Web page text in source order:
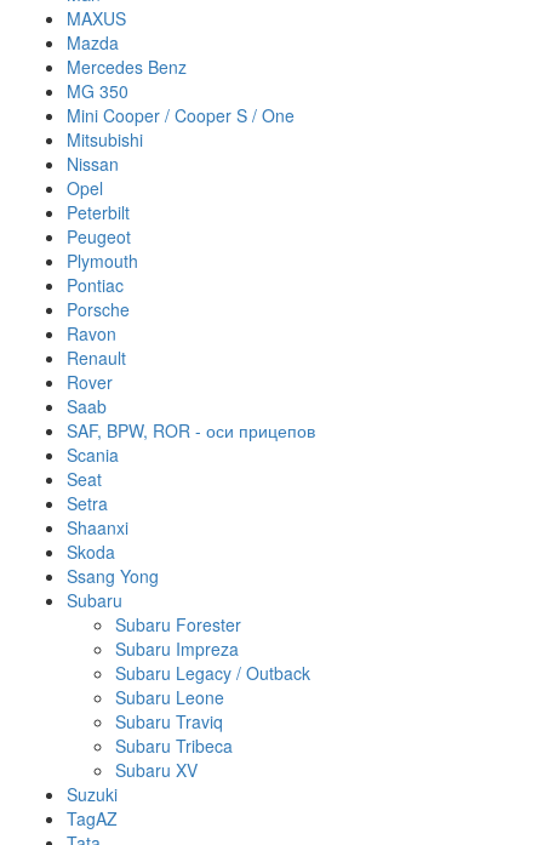
MAXUS
Mazda
Mercedes Benz
MG 350
Mini Cooper / Cooper S / One
Mitsubishi
Nissan
Opel
Peterbilt
Peugeot
Plymouth
Pontiac
Porsche
Ravon
Renault
Rover
Saab
SAF, BPW, ROR - оси прицепов
Scania
Seat
Setra
Shaanxi
Skoda
Ssang Yong
Subaru
Subaru Forester
Subaru Impreza
Subaru Legacy / Outback
Subaru Leone
Subaru Traviq
Subaru Tribeca
Subaru XV
Suzuki
TagAZ